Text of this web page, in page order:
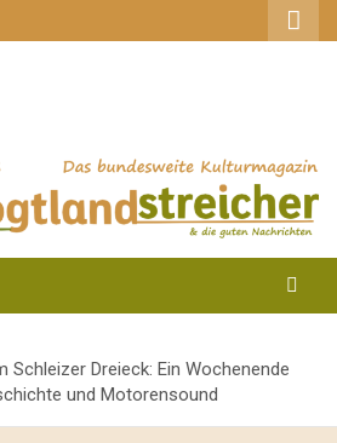
Schleizer Dreieck: Ein Wochenende
und Motorensound